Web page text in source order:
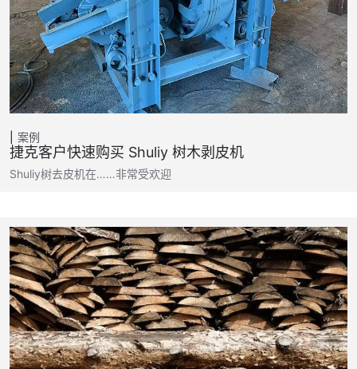
案例
捷克客户快速购买 Shuliy 树木剥皮机
Shuliy树去皮机在……非常受欢迎